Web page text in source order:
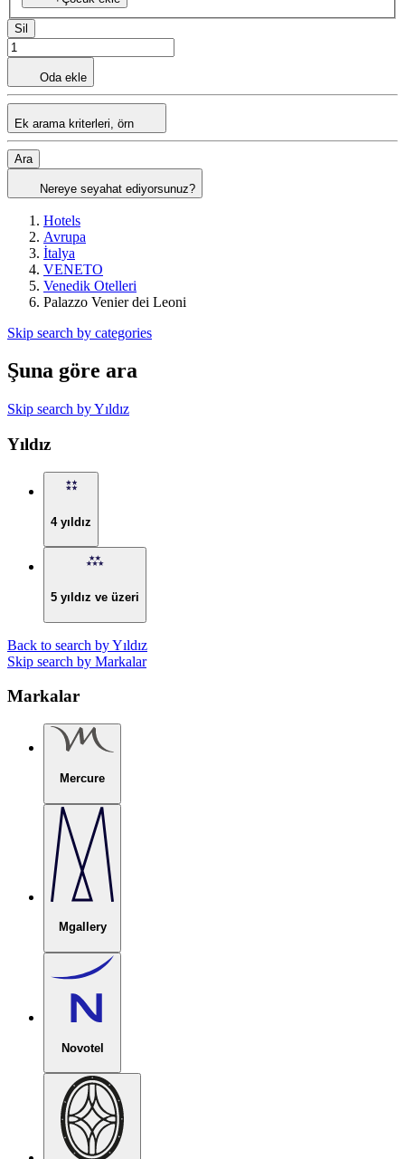
Sil
Oda ekle
Ek arama kriterleri, örn
Ara
Nereye seyahat ediyorsunuz?
Hotels
Avrupa
İtalya
VENETO
Venedik Otelleri
Palazzo Venier dei Leoni
Skip search by categories
Şuna göre ara
Skip search by Yıldız
Yıldız
4 yıldız
5 yıldız ve üzeri
Back to search by Yıldız
Skip search by Markalar
Markalar
Mercure
Mgallery
Novotel